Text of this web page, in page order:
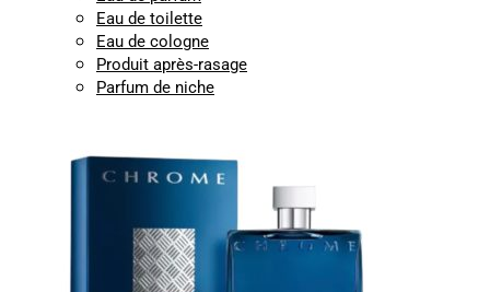
Eau de toilette
Eau de cologne
Produit après-rasage
Parfum de niche